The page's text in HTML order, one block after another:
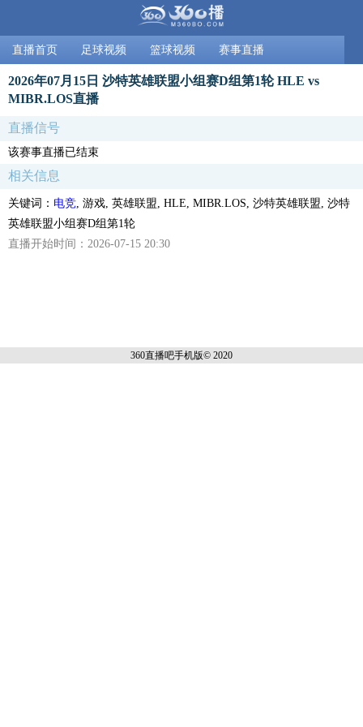
直播首页 足球视频 篮球视频 赛事直播
2026年07月15日 沙特英雄联盟小组赛D组第1轮 HLE vs
MIBR.LOS直播
直播信号
该赛事直播已结束
相关信息
关键词： 电竞 , 游戏, 英雄联盟, HLE, MIBR.LOS, 沙特英雄联盟, 沙特
英雄联盟小组赛D组第1轮
直播开始时间：2026-07-15 20:30
360直播吧手机版© 2020